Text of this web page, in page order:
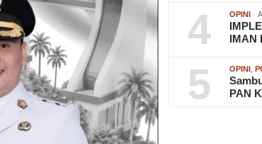
4 OPINI
IMAN
5 OPINI ,
PAN